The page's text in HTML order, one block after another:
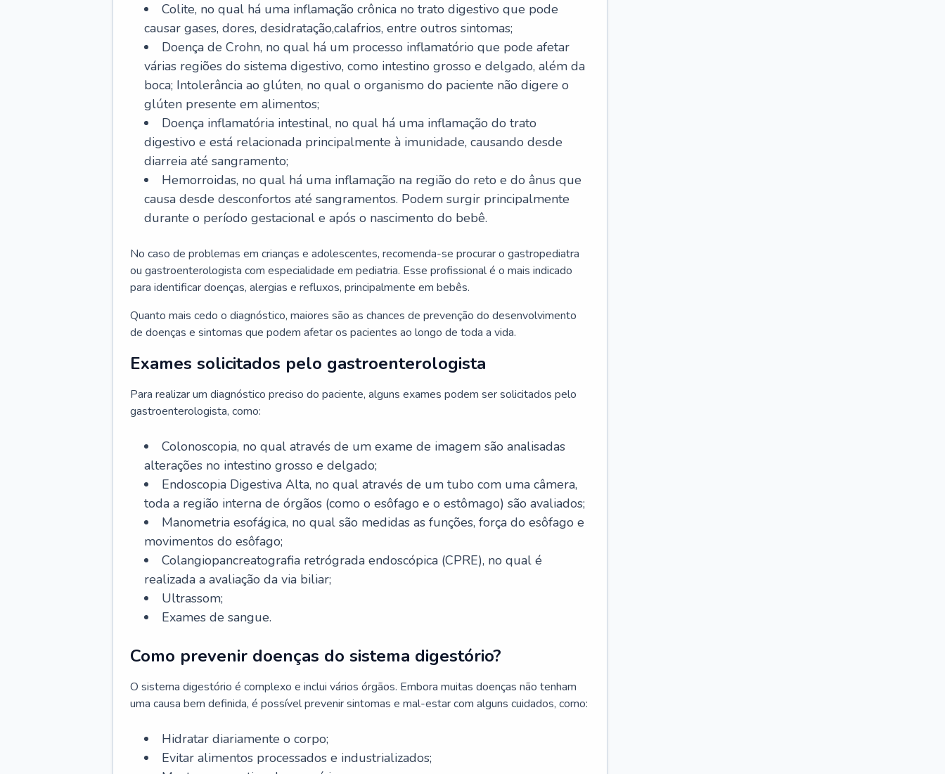
Colite, no qual há uma inflamação crônica no trato digestivo que pode
causar gases, dores, desidratação,calafrios, entre outros sintomas;
Doença de Crohn, no qual há um processo inflamatório que pode afetar
várias regiões do sistema digestivo, como intestino grosso e delgado, além da
boca; Intolerância ao glúten, no qual o organismo do paciente não digere o
glúten presente em alimentos;
Doença inflamatória intestinal, no qual há uma inflamação do trato
digestivo e está relacionada principalmente à imunidade, causando desde
diarreia até sangramento;
Hemorroidas, no qual há uma inflamação na região do reto e do ânus que
causa desde desconfortos até sangramentos. Podem surgir principalmente
durante o período gestacional e após o nascimento do bebê.
No caso de problemas em crianças e adolescentes, recomenda-se procurar o gastropediatra
ou gastroenterologista com especialidade em pediatria. Esse profissional é o mais indicado
para identificar doenças, alergias e refluxos, principalmente em bebês.
Quanto mais cedo o diagnóstico, maiores são as chances de prevenção do desenvolvimento
de doenças e sintomas que podem afetar os pacientes ao longo de toda a vida.
Exames solicitados pelo gastroenterologista
Para realizar um diagnóstico preciso do paciente, alguns exames podem ser solicitados pelo
gastroenterologista, como:
Colonoscopia, no qual através de um exame de imagem são analisadas
alterações no intestino grosso e delgado;
Endoscopia Digestiva Alta, no qual através de um tubo com uma câmera,
toda a região interna de órgãos (como o esôfago e o estômago) são avaliados;
Manometria esofágica, no qual são medidas as funções, força do esôfago e
movimentos do esôfago;
Colangiopancreatografia retrógrada endoscópica (CPRE), no qual é
realizada a avaliação da via biliar;
Ultrassom;
Exames de sangue.
Como prevenir doenças do sistema digestório?
O sistema digestório é complexo e inclui vários órgãos. Embora muitas doenças não tenham
uma causa bem definida, é possível prevenir sintomas e mal-estar com alguns cuidados, como:
Hidratar diariamente o corpo;
Evitar alimentos processados e industrializados;